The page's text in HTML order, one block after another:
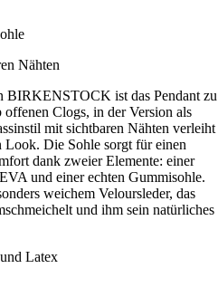
Nähten
BIRKENSTOCK ist das Pendant zu
Clogs, in der Version als
mit sichtbaren Nähten verleiht
Look. Die Sohle sorgt für einen
dank zweier Elemente: einer
und einer echten Gummisohle.
weichem Veloursleder, das
und ihm sein natürliches
Latex